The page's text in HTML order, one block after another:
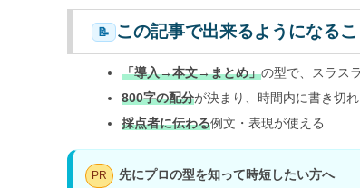
📝 この記事で出来るようになるこ
「導入→本文→まとめ」の型で、スラス
800字の配分が決まり、時間内に書き切れ
採点者に伝わる例文・表現が使える
PR 先にプロの型を知って時短したい方へ